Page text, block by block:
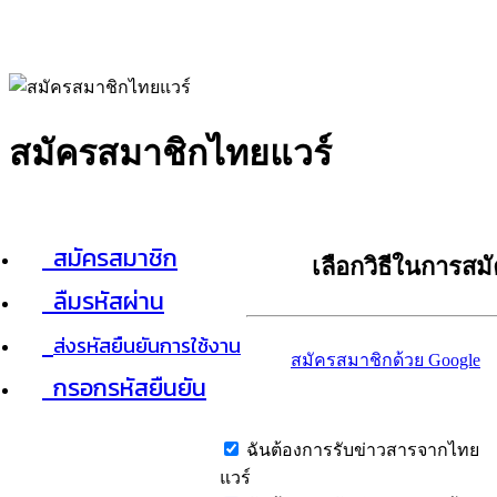
สมัครสมาชิกไทยแวร์
สมัครสมาชิก
ลืมรหัสผ่าน
ส่งรหัสยืนยันการใช้งาน
กรอกรหัสยืนยัน
เลือกวิธีในการส
สมัครสมาชิกด้วย Google
ฉันต้องการรับข่าวสารจากไทย
แวร์